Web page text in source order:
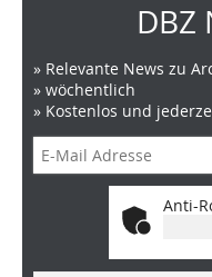
DBZ
» Relevante News zu
» wöchentlich
» Kostenlos und
Anti-